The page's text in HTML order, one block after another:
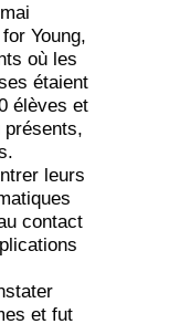
Young,
où les
étaient
élèves et
présents,
leurs
contact
et fut